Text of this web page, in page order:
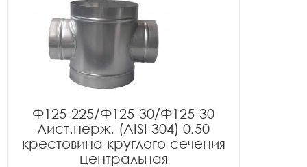
Ф125-225/Ф125-30/Ф125-30
Лист.нерж. (AISI 304) 0,50
крестовина круглого сечения
центральная